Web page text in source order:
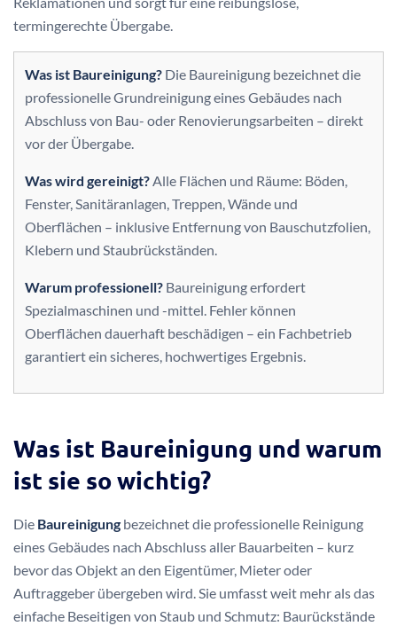
termingerechte Übergabe.
Was ist Baureinigung? Die Baureinigung bezeichnet die
professionelle Grundreinigung eines Gebäudes nach
Abschluss von Bau- oder Renovierungsarbeiten – direkt
vor der Übergabe.
Was wird gereinigt? Alle Flächen und Räume: Böden,
Fenster, Sanitäranlagen, Treppen, Wände und
Oberflächen – inklusive Entfernung von Bauschutz­folien,
Klebern und Staubrückständen.
Warum professionell? Baureinigung erfordert
Spezialmaschinen und -mittel. Fehler können
Oberflächen dauerhaft beschädigen – ein Fachbetrieb
garantiert ein sicheres, hochwertiges Ergebnis.
Was ist Baureinigung und warum
ist sie so wichtig?
Die Baureinigung bezeichnet die professionelle Reinigung
eines Gebäudes nach Abschluss aller Bauarbeiten – kurz
bevor das Objekt an den Eigentümer, Mieter oder
Auftraggeber übergeben wird. Sie umfasst weit mehr als das
einfache Beseitigen von Staub und Schmutz: Baurückstände